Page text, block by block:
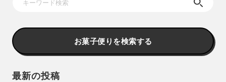
お菓子便りを検索する
最新の投稿